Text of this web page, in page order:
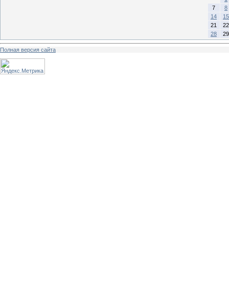
7
8
14
15
21
22
28
29
Полная версия сайта